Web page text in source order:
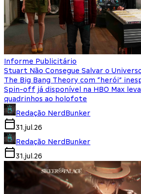
Informe Publicitário
Stuart Não Consegue Salvar o
The Big Bang Theory com “herói”
Spin-off já disponível na HBO Max
quadrinhos ao holofote
Redação NerdBunker
31.jul.26
Redação NerdBunker
31.jul.26